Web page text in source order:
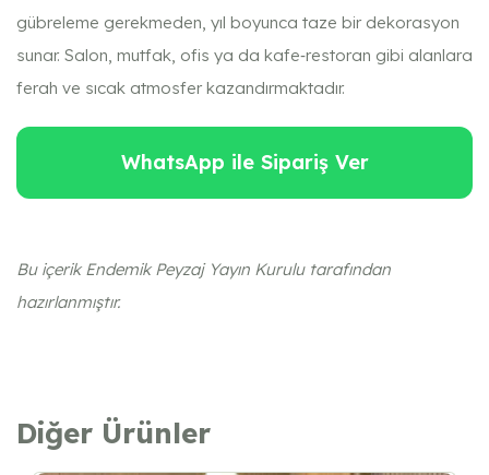
gübreleme gerekmeden, yıl boyunca taze bir dekorasyon
sunar. Salon, mutfak, ofis ya da kafe‑restoran gibi alanlara
ferah ve sıcak atmosfer kazandırmaktadır.
WhatsApp ile Sipariş Ver
Bu içerik Endemik Peyzaj Yayın Kurulu tarafından
hazırlanmıştır.
Diğer Ürünler